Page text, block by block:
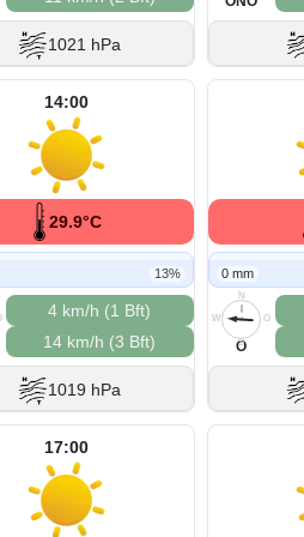
1021 hPa
14:00
29.9°C
13%
4 km/h (1 Bft)
14 km/h (3 Bft)
1019 hPa
0 mm
N
O
S
W
O
17:00